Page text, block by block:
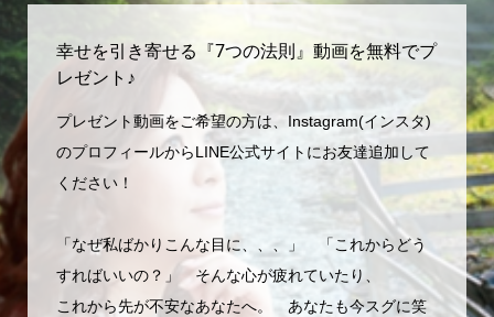
幸せを引き寄せる『7つの法則』動画を無料でプ
レゼント♪
プレゼント動画をご希望の方は、Instagram(インスタ)
のプロフィールからLINE公式サイトにお友達追加して
ください！
「なぜ私ばかりこんな目に、、、」 「これからどう
すればいいの？」 そんな心が疲れていたり、
これから先が不安なあなたへ。 あなたも今スグに笑